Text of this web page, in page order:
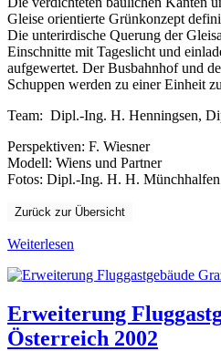
Gleise orientierte Grünkonzept
Die unterirdische Querung der
Einschnitte mit Tageslicht und
aufgewertet. Der Busbahnhof und
Schuppen werden zu einer Einheit
Team: Dipl.-Ing. H. Henningsen,
Perspektiven: F. Wiesner
Modell: Wiens und Partner
Fotos: Dipl.-Ing. H. H. Münchhalfen
Zurück zur Übersicht
Weiterlesen
Erweiterung
Österreich 2002